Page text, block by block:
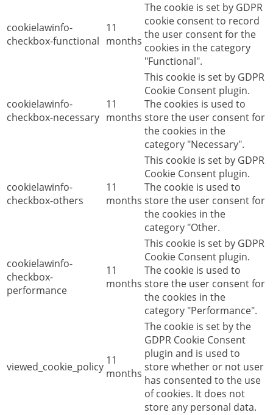
cookielawinfo-
checkbox-functional
11
months
The cookie is set by GDPR
cookie consent to record
the user consent for the
cookies in the category
"Functional".
cookielawinfo-
checkbox-necessary
11
months
This cookie is set by GDPR
Cookie Consent plugin.
The cookies is used to
store the user consent for
the cookies in the
category "Necessary".
cookielawinfo-
checkbox-others
11
months
This cookie is set by GDPR
Cookie Consent plugin.
The cookie is used to
store the user consent for
the cookies in the
category "Other.
cookielawinfo-
checkbox-
performance
11
months
This cookie is set by GDPR
Cookie Consent plugin.
The cookie is used to
store the user consent for
the cookies in the
category "Performance".
viewed_cookie_policy 11
months
The cookie is set by the
GDPR Cookie Consent
plugin and is used to
store whether or not user
has consented to the use
of cookies. It does not
store any personal data.